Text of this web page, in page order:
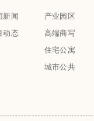
新闻
动态
产业园区
高端商写
住宅公寓
城市公共